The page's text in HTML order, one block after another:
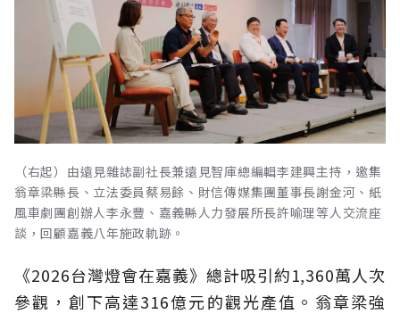
（右起）由遠見雜誌副社長兼遠見智庫總編輯李建興主持，邀集
翁章梁縣長、立法委員蔡易餘、財信傳媒集團董事長謝金河、紙
風車劇團創辦人李永豐、嘉義縣人力發展所長許喻理等人交流座
談，回顧嘉義八年施政軌跡。
《2026台灣燈會在嘉義》總計吸引約1,360萬人次
參觀，創下高達316億元的觀光產值。翁章梁強